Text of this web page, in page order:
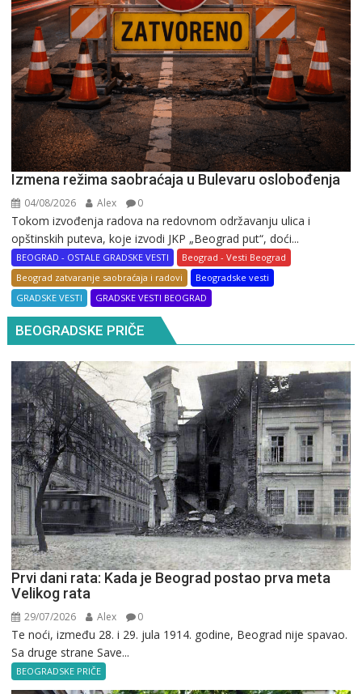
Izmena režima saobraćaja u Bulevaru oslobođenja
04/08/2026 Alex 0
Tokom izvođenja radova na redovnom održavanju ulica i
opštinskih puteva, koje izvodi JKP „Beograd put“, doći...
BEOGRAD - OSTALE GRADSKE VESTI
Beograd - Vesti Beograd
Beograd zatvaranje saobraćaja i radovi
Beogradske vesti
GRADSKE VESTI
GRADSKE VESTI BEOGRAD
BEOGRADSKE PRIČE
Prvi dani rata: Kada je Beograd postao prva meta
Velikog rata
29/07/2026 Alex 0
Te noći, između 28. i 29. jula 1914. godine, Beograd nije spavao.
Sa druge strane Save...
BEOGRADSKE PRIČE